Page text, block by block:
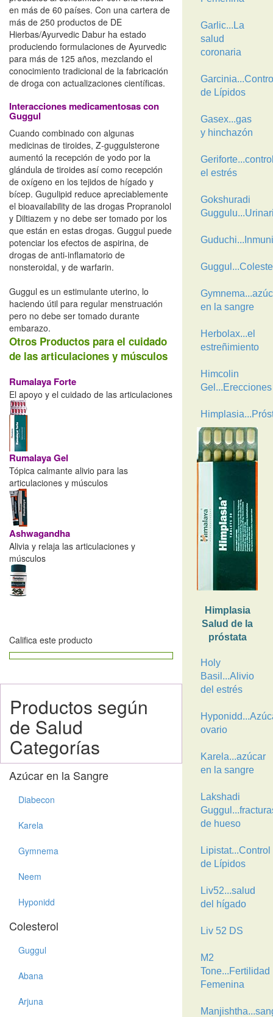
en más de 60 países. Con una cartera de
más de 250 productos de DE
Hierbas/Ayurvedic Dabur ha estado
produciendo formulaciones de Ayurvedic
para más de 125 años, mezclando el
conocimiento tradicional de la fabricación
de droga con actualizaciones científicas.
Interacciones medicamentosas con
Guggul
Cuando combinado con algunas
medicinas de tiroides, Z-guggulsterone
aumentó la recepción de yodo por la
glándula de tiroides así como recepción
de oxígeno en los tejidos de hígado y
bícep. Gugulipid reduce apreciablemente
el bioavailability de las drogas Propranolol
y Diltiazem y no debe ser tomado por los
que están en estas drogas. Guggul puede
potenciar los efectos de aspirina, de
drogas de anti-inflamatorio de
nonsteroidal, y de warfarin.
Guggul es un estimulante uterino, lo
haciendo útil para regular menstruación
pero no debe ser tomado durante
embarazo.
Otros Productos para el cuidado
de las articulaciones y músculos
Rumalaya Forte
El apoyo y el cuidado de las articulaciones
Rumalaya Gel
Tópica calmante alivio para las
articulaciones y músculos
Ashwagandha
Alivia y relaja las articulaciones y
músculos
Califica este producto
Productos según
de Salud
Categorías
Azúcar en la Sangre
Diabecon
Karela
Gymnema
Neem
Hyponidd
Colesterol
Guggul
Abana
Arjuna
Garlic...La
salud
coronaria
de Lípidos
Gasex...gas
y hinchazón
el estrés
Gokshuradi
en la sangre
Herbolax...el
estreñimiento
Himcolin
Gel...Erecciones
Himplasia
Salud de la
próstata
Holy
Basil...Alivio
del estrés
ovario
Karela...azúcar
en la sangre
Lakshadi
de hueso
Lipistat...Control
de Lípidos
Liv52...salud
del hígado
Liv 52 DS
M2
Tone...Fertilidad
Femenina